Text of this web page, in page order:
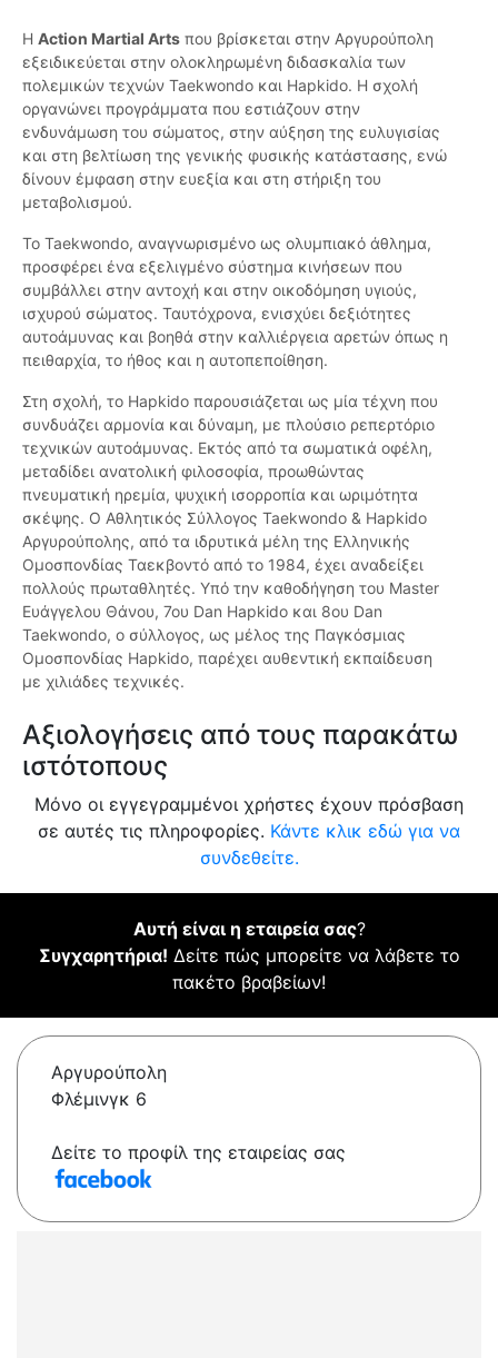
Η Action Martial Arts που βρίσκεται στην Αργυρούπολη
εξειδικεύεται στην ολοκληρωμένη διδασκαλία των
πολεμικών τεχνών Taekwondo και Hapkido. Η σχολή
οργανώνει προγράμματα που εστιάζουν στην
ενδυνάμωση του σώματος, στην αύξηση της ευλυγισίας
και στη βελτίωση της γενικής φυσικής κατάστασης, ενώ
δίνουν έμφαση στην ευεξία και στη στήριξη του
μεταβολισμού.
Το Taekwondo, αναγνωρισμένο ως ολυμπιακό άθλημα,
προσφέρει ένα εξελιγμένο σύστημα κινήσεων που
συμβάλλει στην αντοχή και στην οικοδόμηση υγιούς,
ισχυρού σώματος. Ταυτόχρονα, ενισχύει δεξιότητες
αυτοάμυνας και βοηθά στην καλλιέργεια αρετών όπως η
πειθαρχία, το ήθος και η αυτοπεποίθηση.
Στη σχολή, το Hapkido παρουσιάζεται ως μία τέχνη που
συνδυάζει αρμονία και δύναμη, με πλούσιο ρεπερτόριο
τεχνικών αυτοάμυνας. Εκτός από τα σωματικά οφέλη,
μεταδίδει ανατολική φιλοσοφία, προωθώντας
πνευματική ηρεμία, ψυχική ισορροπία και ωριμότητα
σκέψης. Ο Αθλητικός Σύλλογος Taekwondo & Hapkido
Αργυρούπολης, από τα ιδρυτικά μέλη της Ελληνικής
Ομοσπονδίας Ταεκβοντό από το 1984, έχει αναδείξει
πολλούς πρωταθλητές. Υπό την καθοδήγηση του Master
Ευάγγελου Θάνου, 7ου Dan Hapkido και 8ου Dan
Taekwondo, ο σύλλογος, ως μέλος της Παγκόσμιας
Ομοσπονδίας Hapkido, παρέχει αυθεντική εκπαίδευση
με χιλιάδες τεχνικές.
Αξιολογήσεις από τους παρακάτω
ιστότοπους
Μόνο οι εγγεγραμμένοι χρήστες έχουν πρόσβαση
σε αυτές τις πληροφορίες. Κάντε κλικ εδώ για να
συνδεθείτε.
Αυτή είναι η εταιρεία σας?
Συγχαρητήρια! Δείτε πώς μπορείτε να λάβετε το
πακέτο βραβείων!
Αργυρούπολη
Φλέμινγκ 6
Δείτε το προφίλ της εταιρείας σας